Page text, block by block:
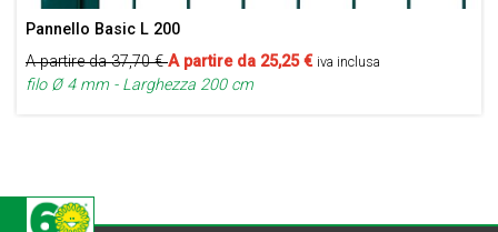
Pannello Basic L 200
A partire da37,70€ A partire da 25,25€ iva inclusa
filo Ø 4 mm - Larghezza 200 cm